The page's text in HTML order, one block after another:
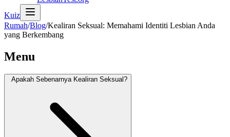
Kuiz
Rumah/Blog/Kealiran Seksual: Memahami Identiti Lesbian Anda
yang Berkembang
Menu
Apakah Sebenarnya Kealiran Seksual?